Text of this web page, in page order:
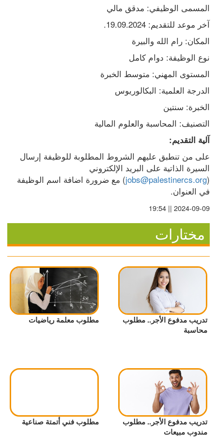
المسمى الوظيفي: مدقق مالي
آخر موعد للتقديم: 19.09.2024.
المكان: رام الله والبيرة
نوع الوظيفة: دوام كامل
المستوى المهني: متوسط الخبرة
الدرجة العلمية: البكالوريوس
الخبرة: سنتين
التصنيف: المحاسبة والعلوم المالية
آلية التقديم:
(
jobs@palestinercs.org
في العنوان.
2024-09-09 || 19:54
مختارات
تدريب مدفوع الأجر.. مطلوب
محاسبة
مطلوب معلمة رياضيات
تدريب مدفوع الأجر.. مطلوب
مندوب مبيعات
مطلوب فني أتمتة صناعية